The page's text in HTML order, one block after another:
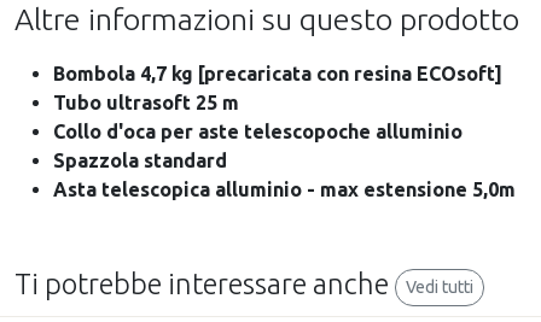
Altre informazioni su questo prodotto
Bombola 4,7 kg [precaricata con resina ECOsoft]
Tubo ultrasoft 25 m
Collo d'oca per aste telescopoche alluminio
Spazzola standard
Asta telescopica alluminio - max estensione 5,0m
Ti potrebbe interessare anche Vedi tutti